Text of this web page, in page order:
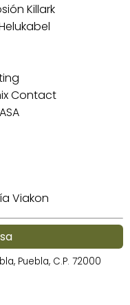
Killark
Contact
Viakon
Puebla, C.P. 72000